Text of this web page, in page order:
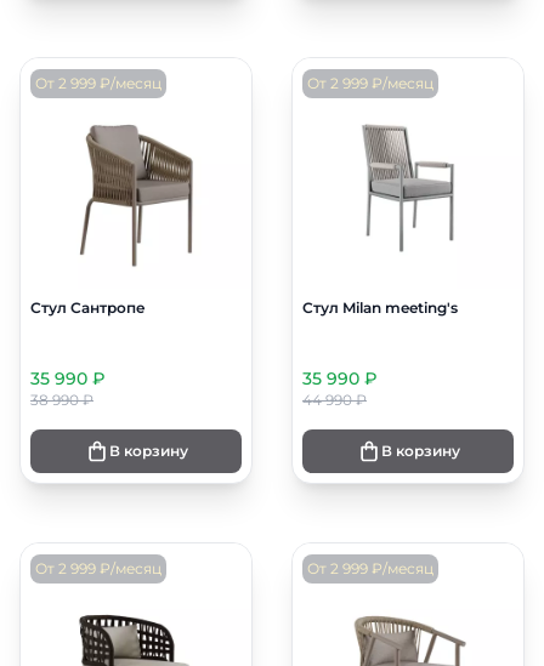
От 2 999 ₽/месяц
Стул Сантропе
35 990 ₽
38 990 ₽
В корзину
От 2 999 ₽/месяц
Стул Milan meeting's
35 990 ₽
44 990 ₽
В корзину
От 2 999 ₽/месяц От 2 999 ₽/месяц